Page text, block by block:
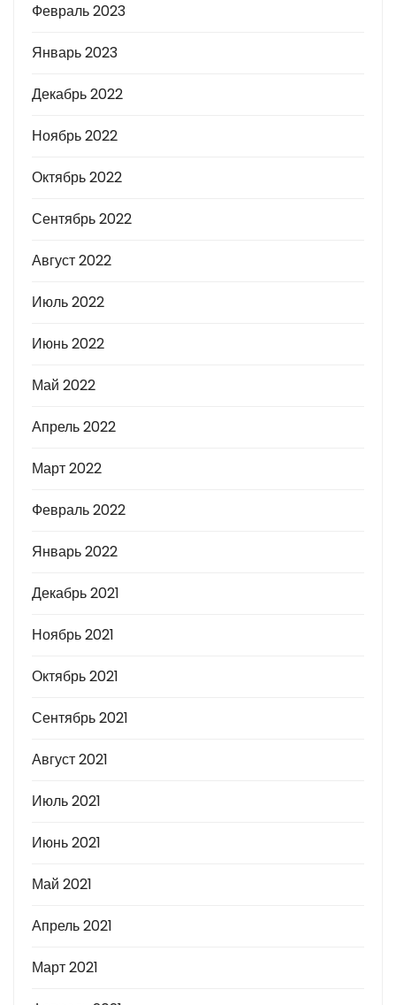
Февраль 2023
Январь 2023
Декабрь 2022
Ноябрь 2022
Октябрь 2022
Сентябрь 2022
Август 2022
Июль 2022
Июнь 2022
Май 2022
Апрель 2022
Март 2022
Февраль 2022
Январь 2022
Декабрь 2021
Ноябрь 2021
Октябрь 2021
Сентябрь 2021
Август 2021
Июль 2021
Июнь 2021
Май 2021
Апрель 2021
Март 2021